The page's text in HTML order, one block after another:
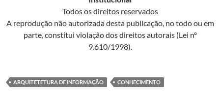
Todos os direitos reservados
A reprodução não autorizada desta publicação, no todo ou em
parte, constitui violação dos direitos autorais (Lei nº
9.610/1998).
ARQUITETETURA DE INFORMAÇÃO CONHECIMENTO